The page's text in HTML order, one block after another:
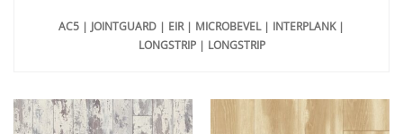
AC5 | JOINTGUARD | EIR | MICROBEVEL | INTERPLANK |
LONGSTRIP | LONGSTRIP